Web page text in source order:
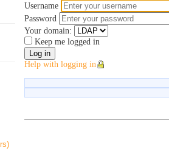
Username
Password
Your domain:
Keep me logged in
Help with logging in